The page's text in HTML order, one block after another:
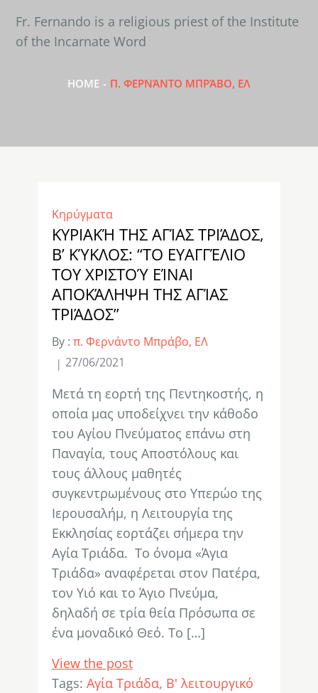
Fr. Fernando is a religious priest of the Institute
of the Incarnate Word
HOME Π. ΦΕΡΝΆΝΤΟ ΜΠΡΆΒΟ, ΕΛ
Κηρύγματα
ΚΥΡΙΑΚΉ ΤΗΣ ΑΓΊΑΣ ΤΡΙΆΔΟΣ,
Β’ ΚΎΚΛΟΣ: “ΤΟ ΕΥΑΓΓΈΛΙΟ
ΤΟΥ ΧΡΙΣΤΟΎ ΕΊΝΑΙ
ΑΠΟΚΆΛΗΨΗ ΤΗΣ ΑΓΊΑΣ
ΤΡΙΆΔΟΣ”
By : π. Φερνάντο Μπράβο, ΕΛ
27/06/2021
Μετά τη εορτή της Πεντηκοστής, η
οποία μας υποδείχνει την κάθοδο
του Αγίου Πνεύματος επάνω στη
Παναγία, τους Αποστόλους και
τους άλλους μαθητές
συγκεντρωμένους στο Υπερώο της
Ιερουσαλήμ, η Λειτουργία της
Εκκλησίας εορτάζει σήμερα την
Αγία Τριάδα. Το όνομα «Άγια
Τριάδα» αναφέρεται στον Πατέρα,
τον Υιό και το Άγιο Πνεύμα,
δηλαδή σε τρία θεία Πρόσωπα σε
ένα μοναδικό Θεό. Το […]
View the post
Tags: Αγία Τριάδα Β' λειτουργικό